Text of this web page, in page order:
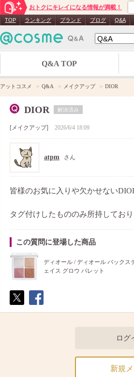
おトクにキレイになる情報が満載！
TOP ランキング ブランド ブログ Q&A
Q&A TOP
アットコスメ Q&A メイクアップ DIOR
DIOR 解決済み
メイクアップ 2026/6/4 18:09
atpm さん
皆様のお気に入りや欠かせない
タグ付けしたもののみ所持しており
この質問に登場した商品
ディオール / ディオール バックス
ェイス グロウ パレット
ト
ア
ログ
新規